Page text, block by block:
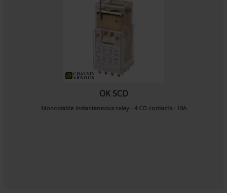
OK SCD
Monostable instantaneous relay - 4 CO contacts - 10A